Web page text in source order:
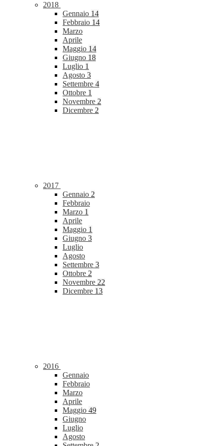
2018
Gennaio 14
Febbraio 14
Marzo
Aprile
Maggio 14
Giugno 18
Luglio 1
Agosto 3
Settembre 4
Ottobre 1
Novembre 2
Dicembre 2
2017
Gennaio 2
Febbraio
Marzo 1
Aprile
Maggio 1
Giugno 3
Luglio
Agosto
Settembre 3
Ottobre 2
Novembre 22
Dicembre 13
2016
Gennaio
Febbraio
Marzo
Aprile
Maggio 49
Giugno
Luglio
Agosto